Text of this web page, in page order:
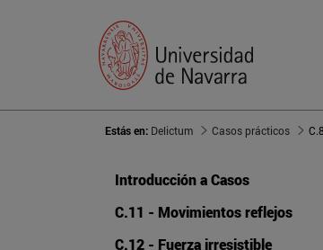
Estás en: Delictum Casos prácticos
Introducción a Casos
C.11 - Movimientos reflejos
C.12 - Fuerza irresistible